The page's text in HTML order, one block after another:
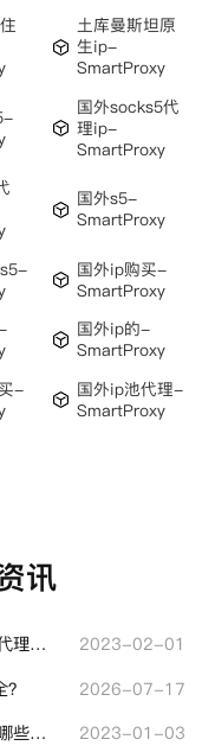
土库曼斯坦原
生ip-
SmartProxy
国外socks5代
理ip-
SmartProxy
国外s5-
SmartProxy
国外ip购买-
SmartProxy
国外ip的-
SmartProxy
-
国外ip池代理-
SmartProxy
讯
如何测试该海外住宅代理是否适合数据代理使用？
2023-02-01
2026-07-17
企业为什么要选用海外住宅代理？都有哪些帮助？
2023-01-03